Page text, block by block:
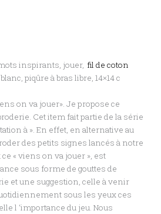
inspirants, jouer,fil de coton
piqûre à bras libre, 14×14 c
on va jouer». Je propose ce
Cet item fait partie de la série
à ». En effet, en alternative au
des petits signes lancés à notre
« viens on va jouer », est
sous forme de gouttes de
et une suggestion, celle à venir
sous les yeux ces
l ‘importance du jeu. Nous